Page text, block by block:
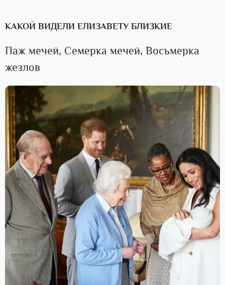
КАКОЙ ВИДЕЛИ ЕЛИЗАВЕТУ БЛИЗКИЕ
Паж мечей, Семерка мечей, Восьмерка
жезлов